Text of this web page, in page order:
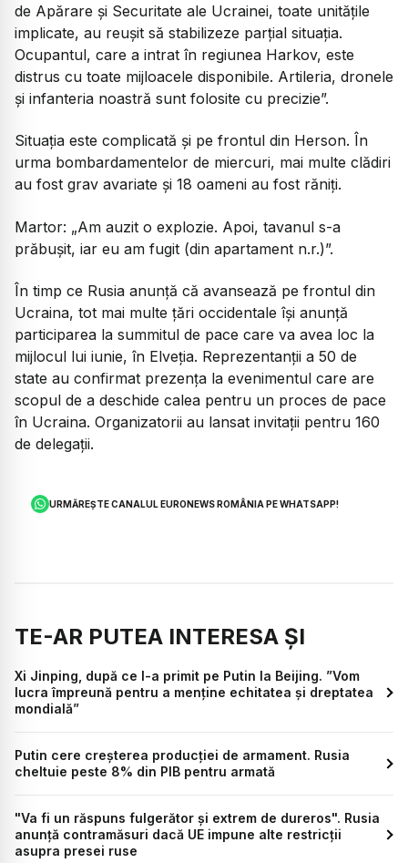
de Apărare și Securitate ale Ucrainei, toate unitățile
implicate, au reușit să stabilizeze parțial situația.
Ocupantul, care a intrat în regiunea Harkov, este
distrus cu toate mijloacele disponibile. Artileria, dronele
și infanteria noastră sunt folosite cu precizie”.
Situația este complicată și pe frontul din Herson. În
urma bombardamentelor de miercuri, mai multe clădiri
au fost grav avariate și 18 oameni au fost răniți.
Martor: „Am auzit o explozie. Apoi, tavanul s-a
prăbușit, iar eu am fugit (din apartament n.r.)”.
În timp ce Rusia anunță că avansează pe frontul din
Ucraina, tot mai multe țări occidentale își anunță
participarea la summitul de pace care va avea loc la
mijlocul lui iunie, în Elveția. Reprezentanții a 50 de
state au confirmat prezența la evenimentul care are
scopul de a deschide calea pentru un proces de pace
în Ucraina. Organizatorii au lansat invitații pentru 160
de delegații.
URMĂREȘTE CANALUL EURONEWS ROMÂNIA PE WHATSAPP!
TE-AR PUTEA INTERESA ȘI
Xi Jinping, după ce l-a primit pe Putin la Beijing. ”Vom
lucra împreună pentru a menține echitatea și dreptatea
mondială”
Putin cere creşterea producţiei de armament. Rusia
cheltuie peste 8% din PIB pentru armată
"Va fi un răspuns fulgerător și extrem de dureros". Rusia
anunță contramăsuri dacă UE impune alte restricții
asupra presei ruse